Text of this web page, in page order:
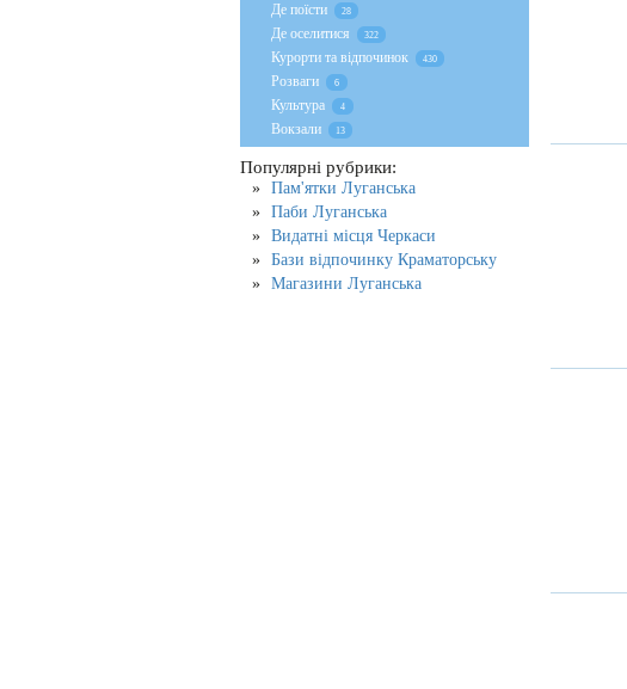
Де поїсти 28
Де оселитися 322
Курорти та відпочинок 430
Розваги 6
Культура 4
Вокзали 13
Популярні рубрики:
Пам'ятки Луганська
Паби Луганська
Видатні місця Черкаси
Бази відпочинку Краматорську
Магазини Луганська